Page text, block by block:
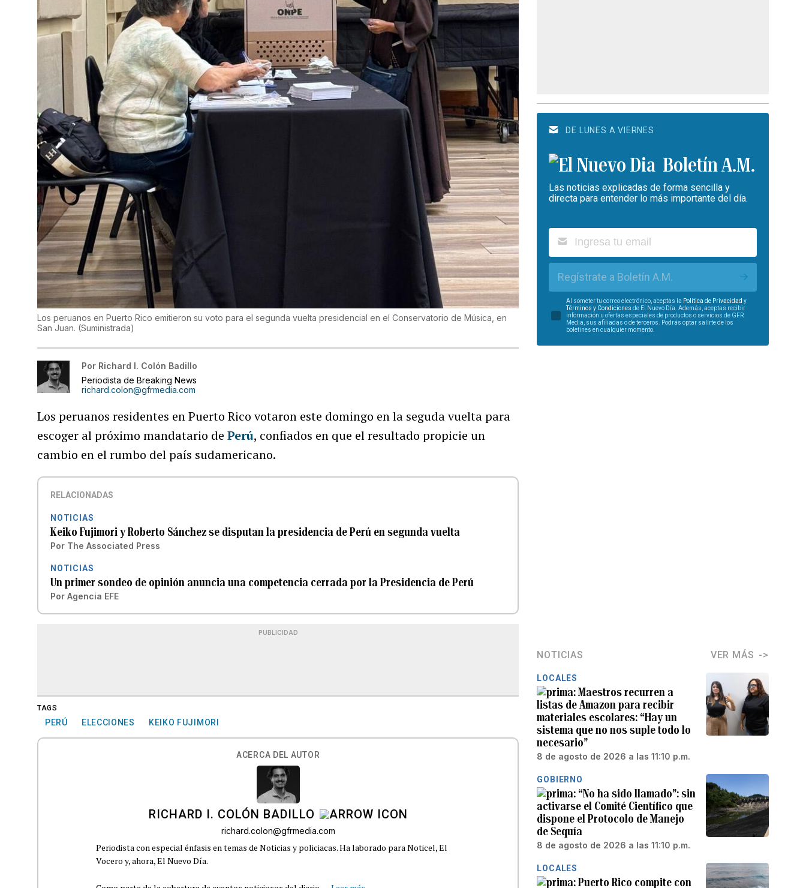
Los peruanos en Puerto Rico emitieron su voto para el segunda vuelta presidencial en el Conservatorio de Música, en
San Juan. (Suministrada)
Por Richard I. Colón Badillo
Periodista de Breaking News
richard.colon@gfrmedia.com
Los peruanos residentes en Puerto Rico votaron este domingo en la seguda vuelta para
escoger al próximo mandatario dePerú, confiados en que el resultado propicie un
cambio en el rumbo del país sudamericano.
RELACIONADAS
NOTICIAS
Keiko Fujimori y Roberto Sánchez se disputan la presidencia de Perú en segunda vuelta
Por The Associated Press
NOTICIAS
Un primer sondeo de opinión anuncia una competencia cerrada por la Presidencia de Perú
Por Agencia EFE
PUBLICIDAD
TAGS
PERÚ ELECCIONES KEIKO FUJIMORI
ACERCA DEL AUTOR
RICHARD I. COLÓN BADILLO
richard.colon@gfrmedia.com
Periodista con especial énfasis en temas de Noticias y policiacas. Ha laborado para Noticel, El
Vocero y, ahora, El Nuevo Día.
DE LUNES A VIERNES
Boletín A.M.
Las noticias explicadas de forma sencilla y
directa para entender lo más importante del día.
Regístrate a Boletín A.M.
Al someter tu correo electrónico, aceptas la Política de Privacidad y
Términos y Condiciones de El Nuevo Día. Además, aceptas recibir
información u ofertas especiales de productos o servicios de GFR
Media, sus afiliadas o de terceros. Podrás optar salirte de los
boletines en cualquier momento.
NOTICIAS VER MÁS
LOCALES
Maestros recurren a
listas de Amazon para recibir
materiales escolares: “Hay un
sistema que no nos suple todo lo
necesario”
8 de agosto de 2026 a las 11:10 p.m.
GOBIERNO
“No ha sido llamado”: sin
activarse el Comité Científico que
dispone el Protocolo de Manejo
de Sequía
8 de agosto de 2026 a las 11:10 p.m.
LOCALES
Puerto Rico compite con